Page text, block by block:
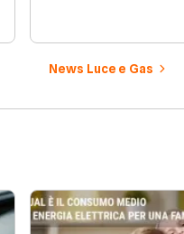
News Luce e Gas